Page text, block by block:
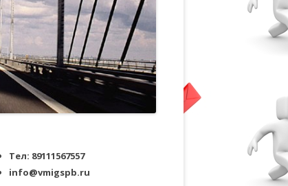
Тел: 89111567557
info@vmigspb.ru